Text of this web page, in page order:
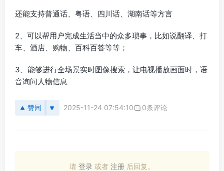
还能支持普通话、粤语、四川话、湖南话等方言
2、可以帮用户完成生活当中的众多琐事，比如说翻译、打
车、酒店、购物、百科百答等等；
3、能够进行全场景实时图像搜索，让电视播放画面时，语
音询问人物信息
赞同 2025-11-24 07:54:10 0条评论
请 登录 或者 注册 后回复。